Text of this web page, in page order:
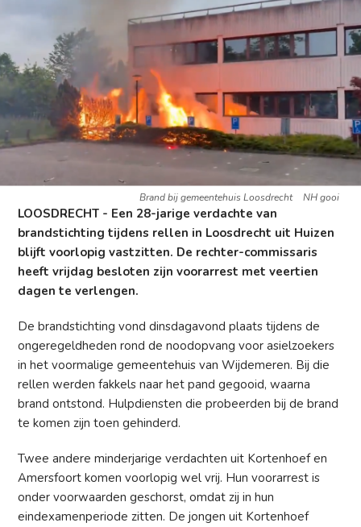
Brand bij gemeentehuis Loosdrecht NH gooi
LOOSDRECHT - Een 28-jarige verdachte van
brandstichting tijdens rellen in Loosdrecht uit Huizen
blijft voorlopig vastzitten. De rechter-commissaris
heeft vrijdag besloten zijn voorarrest met veertien
dagen te verlengen.
De brandstichting vond dinsdagavond plaats tijdens de
ongeregeldheden rond de noodopvang voor asielzoekers
in het voormalige gemeentehuis van Wijdemeren. Bij die
rellen werden fakkels naar het pand gegooid, waarna
brand ontstond. Hulpdiensten die probeerden bij de brand
te komen zijn toen gehinderd.
Twee andere minderjarige verdachten uit Kortenhoef en
Amersfoort komen voorlopig wel vrij. Hun voorarrest is
onder voorwaarden geschorst, omdat zij in hun
eindexamenperiode zitten. De jongen uit Kortenhoef